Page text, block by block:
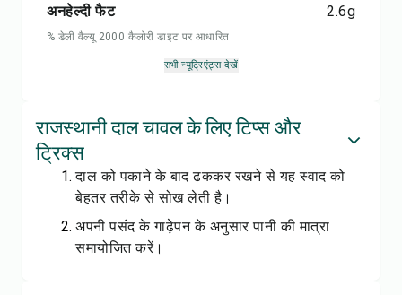
अनहेल्दी फैट
2.6g
% डेली वैल्यू 2000 कैलोरी डाइट पर आधारित
सभी न्यूट्रिएंट्स देखें
राजस्थानी दाल चावल के लिए टिप्स और
ट्रिक्स
दाल को पकाने के बाद ढककर रखने से यह स्वाद को
बेहतर तरीके से सोख लेती है।
अपनी पसंद के गाढ़ेपन के अनुसार पानी की मात्रा
समायोजित करें।